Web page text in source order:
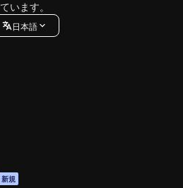
ています。
日本語
新規